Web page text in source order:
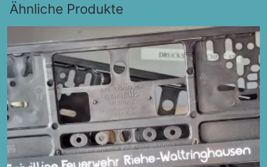
Ähnliche Produkte